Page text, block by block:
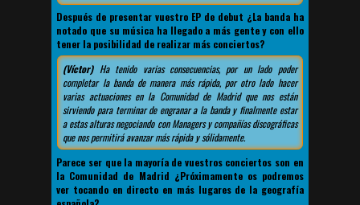
Después de presentar vuestro EP de debut ¿La banda ha
notado que su música ha llegado a más gente y con ello
tener la posibilidad de realizar más conciertos?
(Víctor)Ha tenido varias consecuencias, por un lado poder
completar la banda de manera más rápida, por otro lado hacer
varias actuaciones en la Comunidad de Madrid que nos están
sirviendo para terminar de engranar a la banda y finalmente estar
a estas alturas negociando con Managers y compañías discográficas
que nos permitirá avanzar más rápida y sólidamente.
Parece ser que la mayoría de vuestros conciertos son en
la Comunidad de Madrid ¿Próximamente os podremos
ver tocando en directo en más lugares de la geografía